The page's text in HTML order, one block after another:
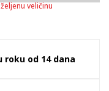
veličinu
od 14 dana